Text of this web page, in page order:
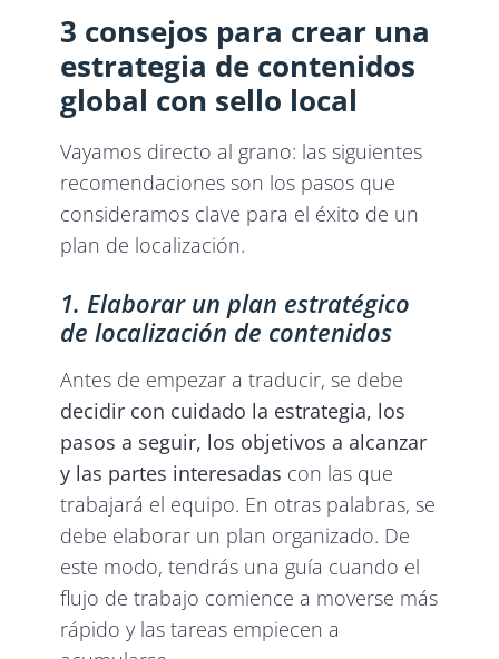
3 consejos para crear una
estrategia de contenidos
global con sello local
Vayamos directo al grano: las siguientes
recomendaciones son los pasos que
consideramos clave para el éxito de un
plan de localización.
1. Elaborar un plan estratégico
de localización de contenidos
Antes de empezar a traducir, se debe
decidir con cuidado la estrategia, los
pasos a seguir, los objetivos a alcanzar
y las partes interesadas con las que
trabajará el equipo. En otras palabras, se
debe elaborar un plan organizado. De
este modo, tendrás una guía cuando el
flujo de trabajo comience a moverse más
rápido y las tareas empiecen a